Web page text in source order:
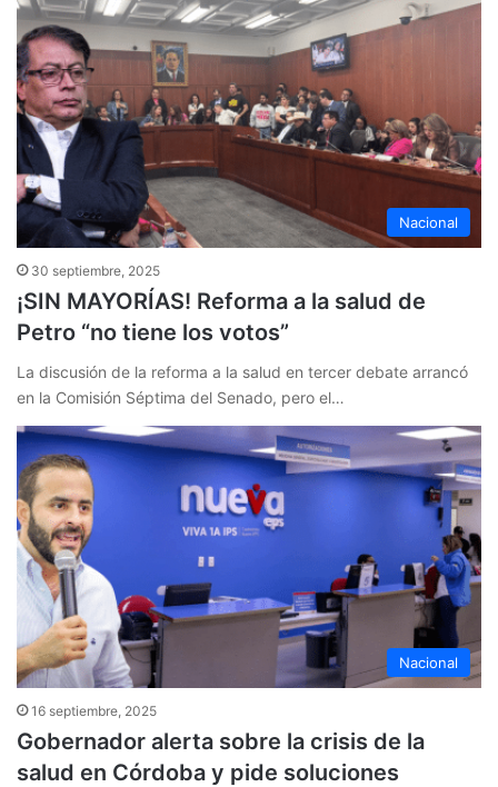
Nacional
30 septiembre, 2025
¡SIN MAYORÍAS! Reforma a la salud de
Petro “no tiene los votos”
La discusión de la reforma a la salud en tercer debate arrancó
en la Comisión Séptima del Senado, pero el…
Nacional
16 septiembre, 2025
Gobernador alerta sobre la crisis de la
salud en Córdoba y pide soluciones